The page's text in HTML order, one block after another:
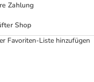
Zahlung
Shop
Favoriten-Liste hinzufügen